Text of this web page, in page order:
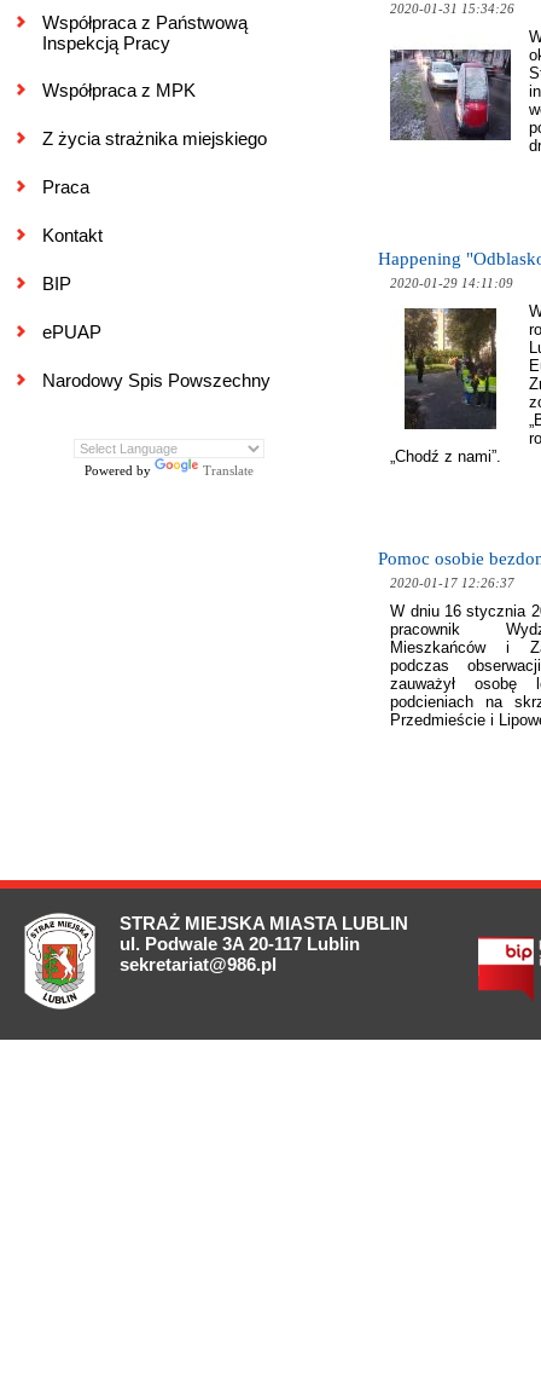
Współpraca z Państwową
Inspekcją Pracy
Współpraca z MPK
Z życia strażnika miejskiego
Praca
Kontakt
BIP
ePUAP
Narodowy Spis Powszechny
Powered by Translate
2020-01-31 15:34:26
Happening
2020-01-29 14:11:09
„Chodź z nami”.
Pomoc osobie
2020-01-17 12:26:37
W dniu 16 stycznia
pracownik
Mieszkańców i
podczas
zauważył
podcieniach na
Przedmieście i
STRAŻ MIEJSKA MIASTA LUBLIN
ul. Podwale 3A 20-117 Lublin
sekretariat@986.pl